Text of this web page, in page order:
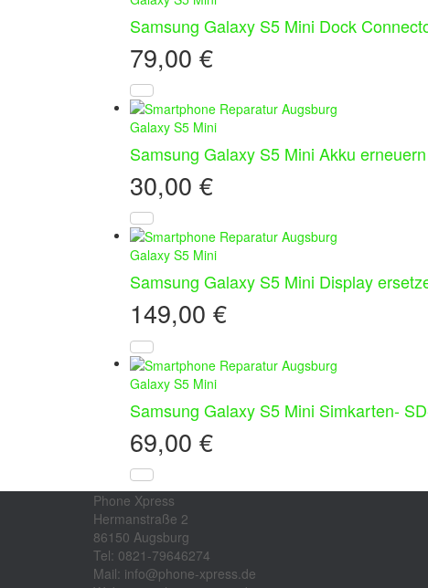
Samsung Galaxy S5 Mini Dock
79,00 €
Galaxy S5 Mini
Samsung Galaxy S5 Mini Akku erneuern
30,00 €
Galaxy S5 Mini
Samsung Galaxy S5 Mini Display
149,00 €
Galaxy S5 Mini
Samsung Galaxy S5 Mini Simkarten-
69,00 €
Phone Xpress
Hermanstraße 2
86150 Augsburg
Tel: 0821-79646274
Mail: info@phone-xpress.de